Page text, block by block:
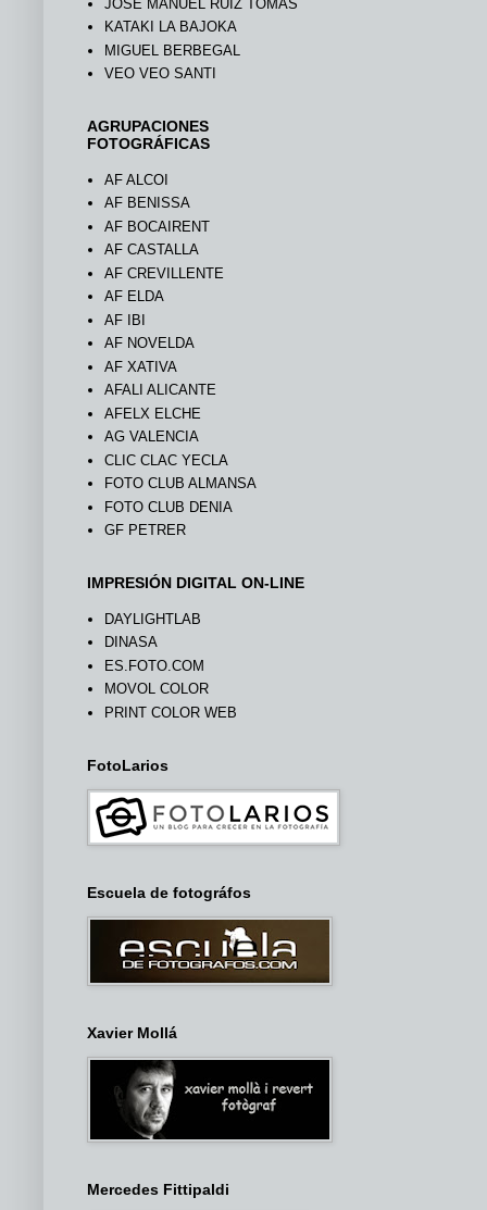
JOSÉ MANUEL RUIZ TOMÁS
KATAKI LA BAJOKA
MIGUEL BERBEGAL
VEO VEO SANTI
AGRUPACIONES
FOTOGRÁFICAS
AF ALCOI
AF BENISSA
AF BOCAIRENT
AF CASTALLA
AF CREVILLENTE
AF ELDA
AF IBI
AF NOVELDA
AF XATIVA
AFALI ALICANTE
AFELX ELCHE
AG VALENCIA
CLIC CLAC YECLA
FOTO CLUB ALMANSA
FOTO CLUB DENIA
GF PETRER
IMPRESIÓN DIGITAL ON-LINE
DAYLIGHTLAB
DINASA
ES.FOTO.COM
MOVOL COLOR
PRINT COLOR WEB
FotoLarios
Escuela de fotográfos
Xavier Mollá
Mercedes Fittipaldi